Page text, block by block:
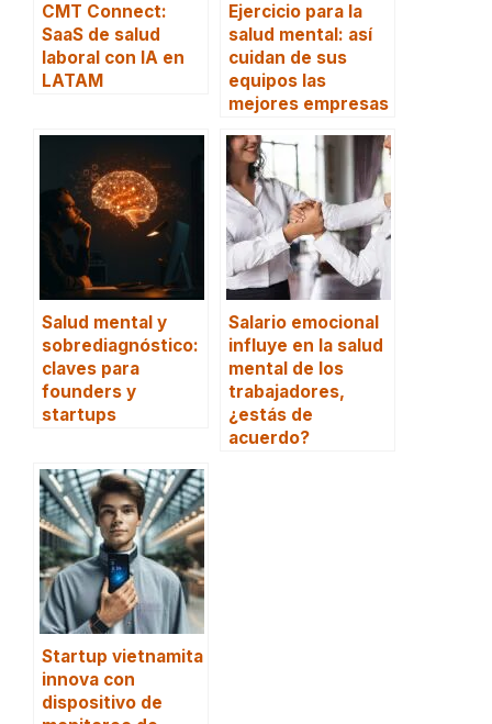
CMT Connect:
SaaS de salud
laboral con IA en
LATAM
Ejercicio para la
salud mental: así
cuidan de sus
equipos las
mejores empresas
Salud mental y
sobrediagnóstico:
claves para
founders y
startups
Salario emocional
influye en la salud
mental de los
trabajadores,
¿estás de
acuerdo?
Startup vietnamita
innova con
dispositivo de